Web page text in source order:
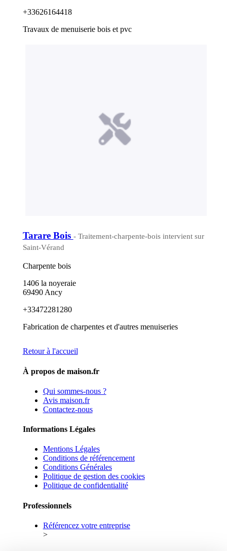
+33626164418
Travaux de menuiserie bois et pvc
Tarare Bois - Traitement-charpente-bois intervient sur
Saint-Vérand
Charpente bois
1406 la noyeraie
69490 Ancy
+33472281280
Fabrication de charpentes et d'autres menuiseries
Retour à l'accueil
À propos de maison.fr
Qui sommes-nous ?
Avis maison.fr
Contactez-nous
Informations Légales
Mentions Légales
Conditions de référencement
Conditions Générales
Politique de gestion des cookies
Politique de confidentialité
Professionnels
Référencez votre entreprise
>